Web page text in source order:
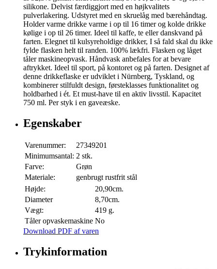
silikone. Delvist færdiggjort med en højkvalitets
pulverlakering. Udstyret med en skruelåg med bærehåndtag.
Holder varme drikke varme i op til 16 timer og kolde drikke
kølige i op til 26 timer. Ideel til kaffe, te eller danskvand på
farten. Elegnet til kulsyreholdige drikker, I så fald skal du ikke
fylde flasken helt til randen. 100% lækfri. Flasken og låget
tåler maskineopvask. Håndvask anbefales for at bevare
aftrykket. Ideel til sport, på kontoret og på farten. Designet af
denne drikkeflaske er udviklet i Nürnberg, Tyskland, og
kombinerer stilfuldt design, førsteklasses funktionalitet og
holdbarhed i ét. Et must-have til en aktiv livsstil. Kapacitet
750 ml. Per styk i en gaveæske.
Egenskaber
Varenummer:
27349201
Minimumsantal: 2 stk.
Farve:
Grøn
Materiale:
genbrugt rustfrit stål
Højde:
20,90cm.
Diameter
8,70cm.
Vægt:
419 g.
Tåler opvaskemaskine No
Download PDF af varen
Trykinformation